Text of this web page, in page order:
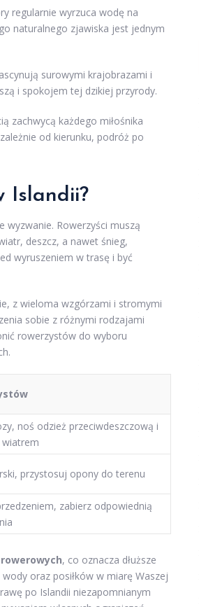
regularnie wyrzuca wodę na
naturalnego zjawiska jest jednym
surowymi krajobrazami i
i spokojem tej dzikiej przyrody.
zachwycą każdego miłośnika
od kierunku, podróż po
Islandii?
Rowerzyści muszą
deszcz, a nawet śnieg,
wyruszeniem w trasę i być
z wieloma wzgórzami i stromymi
sobie z różnymi rodzajami
rowerzystów do wyboru
noś odzież przeciwdeszczową i
wiatrem
przystosuj opony do terenu
zabierz odpowiednią
, co oznacza dłuższe
oraz posiłków w miarę Waszej
po Islandii niezapomnianym